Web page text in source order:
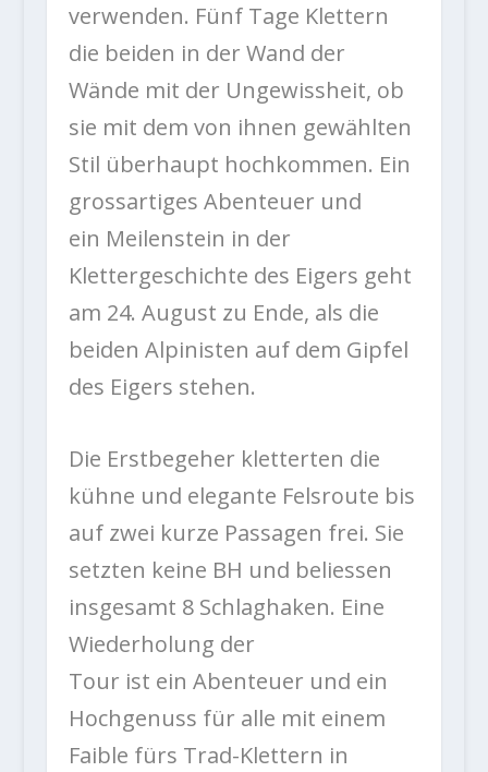
verwenden. Fünf Tage Klettern
die beiden in der Wand der
Wände mit der Ungewissheit, ob
sie mit dem von ihnen gewählten
Stil überhaupt hochkommen. Ein
grossartiges Abenteuer und
ein Meilenstein in der
Klettergeschichte des Eigers geht
am 24. August zu Ende, als die
beiden Alpinisten auf dem Gipfel
des Eigers stehen.
Die Erstbegeher kletterten die
kühne und elegante Felsroute bis
auf zwei kurze Passagen frei. Sie
setzten keine BH und beliessen
insgesamt 8 Schlaghaken. Eine
Wiederholung der
Tour ist ein Abenteuer und ein
Hochgenuss für alle mit einem
Faible fürs Trad-Klettern in